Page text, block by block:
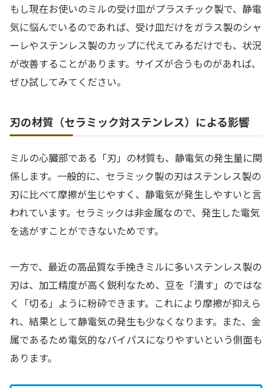
もし現在お使いのミルの受け皿がプラスチック製で、静電
気に悩んでいるのであれば、受け皿だけをガラス製のシャ
ーレやステンレス製のカップに代えてみるだけでも、状況
が改善することがあります。サイズが合うものがあれば、
ぜひ試してみてください。
刃の材質（セラミック対ステンレス）による影響
ミルの心臓部である「刃」の材質も、静電気の発生量に関
係します。一般的に、セラミック製の刃はステンレス製の
刃に比べて摩擦が生じやすく、静電気が発生しやすいと言
われています。セラミックは非金属なので、発生した電気
を逃がすことができないためです。
一方で、最近の高品質な手挽きミルに多いステンレス製の
刃は、加工精度が高く鋭利なため、豆を「潰す」のではな
く「切る」ように粉砕できます。これにより摩擦が抑えら
れ、結果として静電気の発生も少なくなります。また、金
属であるため電気的なバイパスになりやすいという側面も
あります。